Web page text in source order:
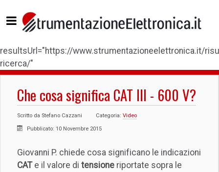
resultsUrl="https://www.strumentazioneelettronica.it/
ricerca/"
Che cosa significa CAT III - 600 V?
Scritto da Stefano Cazzani Categoria: Video
Pubblicato: 10 Novembre 2015
Giovanni P. chiede cosa significano le indicazioni
CATe il valore di tensione riportate sopra le